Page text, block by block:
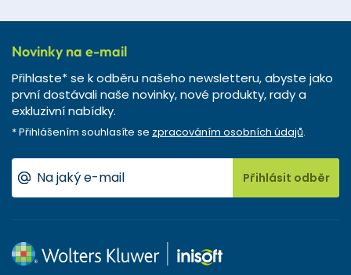
Novinky na e-mail
Přihlaste* se k odběru našeho newsletteru, abyste jako
první dostávali naše novinky, nové produkty, rady a
exkluzivní nabídky.
* Přihlášením souhlasíte se zpracováním osobních údajů.
Přihlásit odběr